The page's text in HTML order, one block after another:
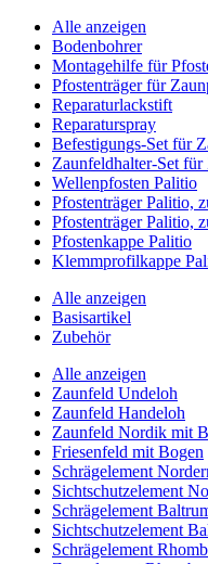
Alle anzeigen
Bodenbohrer
Montagehilfe für
Pfostenträger für
Reparaturlackstift
Reparaturspray
Befestigungs-Set für
Zaunfeldhalter-Set
Wellenpfosten Palitio
Pfostenträger Palitio,
Pfostenträger Palitio,
Pfostenkappe Palitio
Klemmprofilkappe
Alle anzeigen
Basisartikel
Zubehör
Alle anzeigen
Zaunfeld Undeloh
Zaunfeld Handeloh
Zaunfeld Nordik mit
Friesenfeld mit Bogen
Schrägelement
Sichtschutzelement
Schrägelement
Sichtschutzelement
Schrägelement